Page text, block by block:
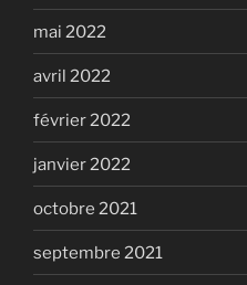
mai 2022
avril 2022
février 2022
janvier 2022
octobre 2021
septembre 2021